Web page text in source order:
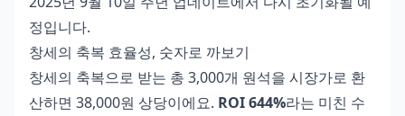
정입니다.
창세의 축복 효율성, 숫자로 까보기
창세의 축복으로 받는 총 3,000개 원석을 시장가로 환
산하면 38,000원 상당이에요. ROI 644%라는 미친 수